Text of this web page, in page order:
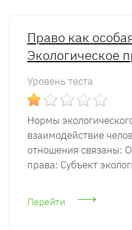
Право как
Экологическое
Уровень теста
Нормы
взаимодействие
отношения связаны:
права: Субъект
Перейти